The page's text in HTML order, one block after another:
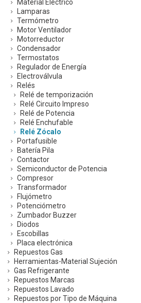
Material Eléctrico
Lamparas
Termómetro
Motor Ventilador
Motorreductor
Condensador
Termostatos
Regulador de Energía
Electroválvula
Relés
Relé de temporización
Relé Circuito Impreso
Relé de Potencia
Relé Enchufable
Relé Zócalo
Portafusible
Batería Pila
Contactor
Semiconductor de Potencia
Compresor
Transformador
Flujómetro
Potenciómetro
Zumbador Buzzer
Diodos
Escobillas
Placa electrónica
Repuestos Gas
Herramientas-Material Sujeción
Gas Refrigerante
Repuestos Marcas
Repuestos Lavado
Repuestos por Tipo de Máquina